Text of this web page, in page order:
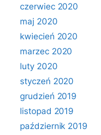
czerwiec 2020
maj 2020
kwiecień 2020
marzec 2020
luty 2020
styczeń 2020
grudzień 2019
listopad 2019
październik 2019